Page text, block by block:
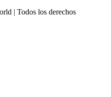
| Todos los derechos